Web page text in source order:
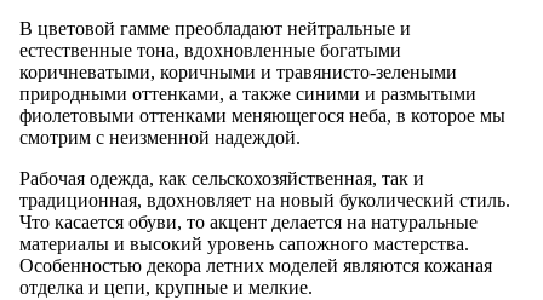
В цветовой гамме преобладают нейтральные и
естественные тона, вдохновленные богатыми
коричневатыми, коричными и травянисто-зелеными
природными оттенками, а также синими и размытыми
фиолетовыми оттенками меняющегося неба, в которое мы
смотрим с неизменной надеждой.
Рабочая одежда, как сельскохозяйственная, так и
традиционная, вдохновляет на новый буколический стиль.
Что касается обуви, то акцент делается на натуральные
материалы и высокий уровень сапожного мастерства.
Особенностью декора летних моделей являются кожаная
отделка и цепи, крупные и мелкие.